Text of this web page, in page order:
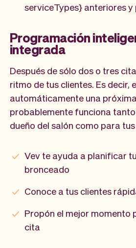
serviceTypes} anteriores y
Programación
integrada
Después de sólo dos o tres
ritmo de tus clientes. Es decir,
automáticamente una
probablemente funciona
dueño del salón como para
Vev te ayuda a planificar
bronceado
Conoce a tus clientes
Propón el mejor momento
cita